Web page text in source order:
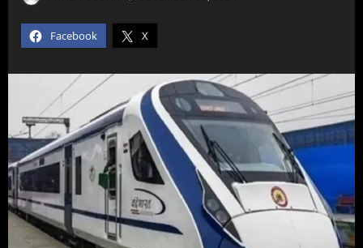
Facebook X